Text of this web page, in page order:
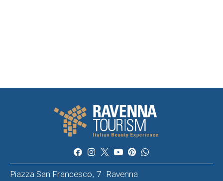
Piazza San Francesco, 7 Ravenna